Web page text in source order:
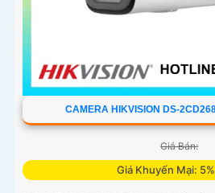
CAMERA HIKVISION DS-
Giá Bán:
Giá Khuyến Mại: